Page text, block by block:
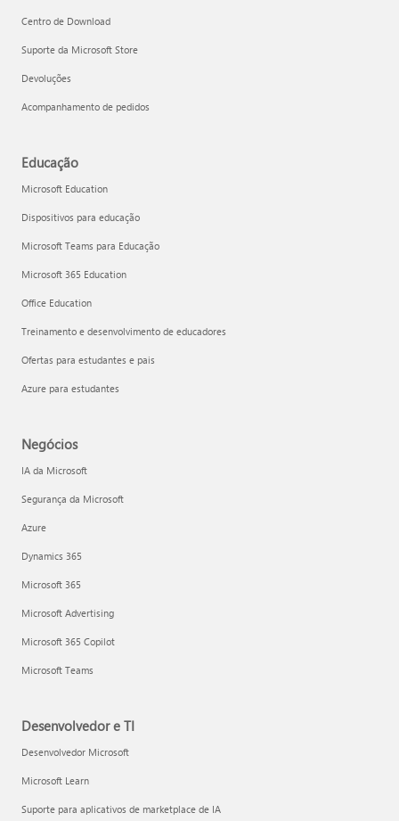
Centro de Download
Suporte da Microsoft Store
Devoluções
Acompanhamento de pedidos
Educação
Microsoft Education
Dispositivos para educação
Microsoft Teams para Educação
Microsoft 365 Education
Office Education
Treinamento e desenvolvimento de educadores
Ofertas para estudantes e pais
Azure para estudantes
Negócios
IA da Microsoft
Segurança da Microsoft
Azure
Dynamics 365
Microsoft 365
Microsoft Advertising
Microsoft 365 Copilot
Microsoft Teams
Desenvolvedor e TI
Desenvolvedor Microsoft
Microsoft Learn
Suporte para aplicativos de marketplace de IA